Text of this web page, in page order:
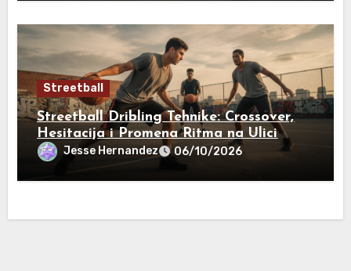
Streetball
Streetball Dribling Tehnike: Crossover,
Hesitacija i Promena Ritma na Ulici
Jesse Hernandez 06/10/2026